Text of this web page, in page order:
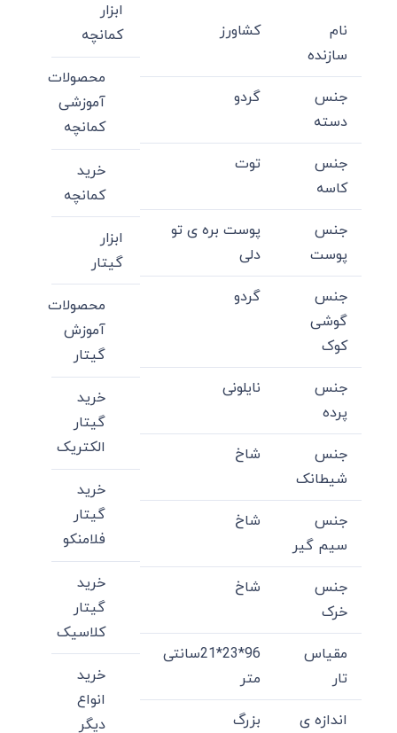
نام
سازنده
کشاورز
جنس
دسته
گردو
جنس
کاسه
توت
جنس
پوست
پوست بره ی تو
دلی
جنس
گوشی
کوک
گردو
جنس
پرده
نایلونی
جنس
شیطانک
شاخ
جنس
سیم گیر
شاخ
جنس
خرک
شاخ
مقیاس
تار
96*23*21سانتی
متر
اندازه ی بزرگ
ابزار
کمانچه
محصولات
آموزشی
کمانچه
خرید
کمانچه
ابزار
گیتار
محصولات
آموزش
گیتار
خرید
گیتار
الکتریک
خرید
گیتار
فلامنکو
خرید
گیتار
کلاسیک
خرید
انواع
دیگر